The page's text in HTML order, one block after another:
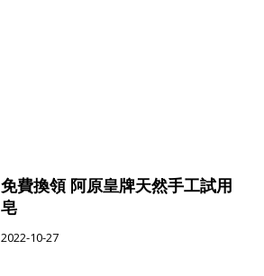
免費換領 阿原皇牌天然手工試用
皂
2022-10-27